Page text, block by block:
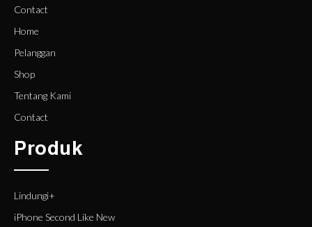
Contact
Home
Pelanggan
Shop
Tentang Kami
Contact
Produk
Lindungi+
iPhone Second Like New